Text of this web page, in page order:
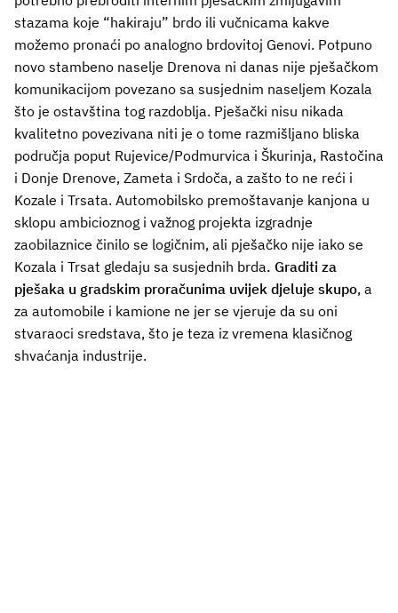
stazama koje “hakiraju” brdo ili vučnicama kakve
možemo pronaći po analogno brdovitoj Genovi. Potpuno
novo stambeno naselje Drenova ni danas nije pješačkom
komunikacijom povezano sa susjednim naseljem Kozala
što je ostavština tog razdoblja. Pješački nisu nikada
kvalitetno povezivana niti je o tome razmišljano bliska
područja poput Rujevice/Podmurvica i Škurinja, Rastočina
i Donje Drenove, Zameta i Srdoča, a zašto to ne reći i
Kozale i Trsata. Automobilsko premoštavanje kanjona u
sklopu ambicioznog i važnog projekta izgradnje
zaobilaznice činilo se logičnim, ali pješačko nije iako se
Kozala i Trsat gledaju sa susjednih brda. Graditi za
pješaka u gradskim proračunima uvijek djeluje skupo, a
za automobile i kamione ne jer se vjeruje da su oni
stvaraoci sredstava, što je teza iz vremena klasičnog
shvaćanja industrije.